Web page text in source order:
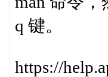
q 键。
https://